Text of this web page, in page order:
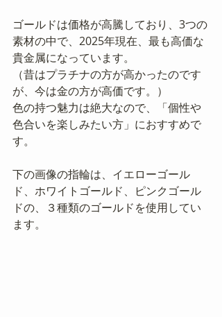
ゴールドは価格が高騰しており、3つの
素材の中で、2025年現在、最も高価な
貴金属になっています。
（昔はプラチナの方が高かったのです
が、今は金の方が高価です。）
色の持つ魅力は絶大なので、「個性や
色合いを楽しみたい方」におすすめで
す。
下の画像の指輪は、イエローゴール
ド、ホワイトゴールド、ピンクゴール
ドの、３種類のゴールドを使用してい
ます。